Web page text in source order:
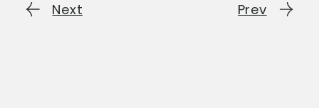
Next Prev